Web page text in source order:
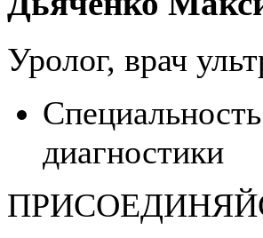
Уролог, врач
диагностики